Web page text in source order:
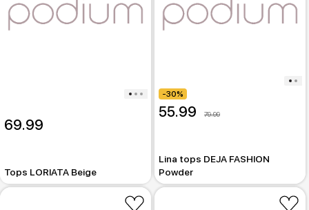
69.99
Tops LORIATA Beige
-30%
55.99 79.99
Lina tops DEJA FASHION
Powder